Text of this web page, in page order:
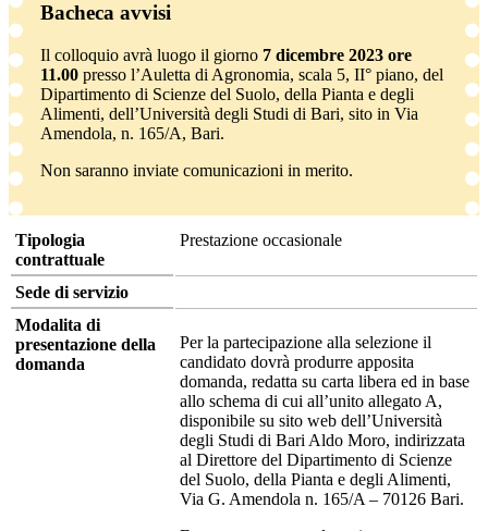
Bacheca avvisi
Il colloquio avrà luogo il giorno 7 dicembre 2023 ore
11.00presso l’Auletta di Agronomia, scala 5, II° piano, del
Dipartimento di Scienze del Suolo, della Pianta e degli
Alimenti, dell’Università degli Studi di Bari, sito in Via
Amendola, n. 165/A, Bari.
Non saranno inviate comunicazioni in merito.
Tipologia
contrattuale
Prestazione occasionale
Sede di servizio
Modalita di
presentazione della
domanda
Per la partecipazione alla selezione il
candidato dovrà produrre apposita
domanda, redatta su carta libera ed in base
allo schema di cui all’unito allegato A,
disponibile su sito web dell’Università
degli Studi di Bari Aldo Moro, indirizzata
al Direttore del Dipartimento di Scienze
del Suolo, della Pianta e degli Alimenti,
Via G. Amendola n. 165/A – 70126 Bari.